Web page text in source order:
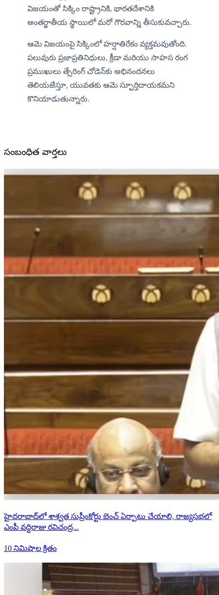
విజయంతో సిక్కిం రాష్ట్రానికి, భారతదేశానికి
అంతర్జాతీయ స్థాయిలో మరో గౌరవాన్ని తీసుకువచ్చారు.
ఆమె విజయంపై సిక్కింలో హర్షాతిరేకం వ్యక్తమవుతోంది.
పలువురు ప్రజాప్రతినిధులు, క్రీడా మరియు సాహస రంగ
ప్రముఖులు త్సేరింగ్ చోడెన్‌కు అభినందనలు
తెలియజేస్తూ, యువతకు ఆమె స్ఫూర్తిదాయకమని
కొనియాడుతున్నారు.
సంబంధిత వార్తలు
హైదరాబాద్‌లో శాశ్వత సుప్రీంకోర్టు బెంచ్ ఏర్పాటు చేయాలి, రాజ్యసభలో
ఎంపీ వద్దిరాజు రవిచంద్ర...
10 నిమిషాల క్రితం